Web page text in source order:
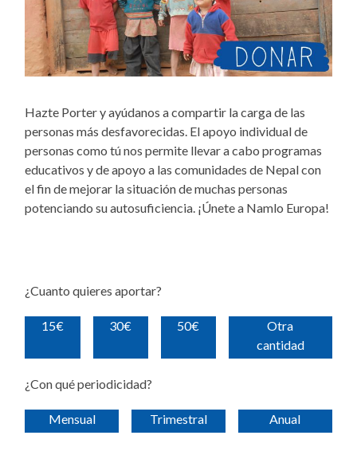
Hazte Porter y ayúdanos a compartir la carga de las
personas más desfavorecidas. El apoyo individual de
personas como tú nos permite llevar a cabo programas
educativos y de apoyo a las comunidades de Nepal con
el fin de mejorar la situación de muchas personas
potenciando su autosuficiencia. ¡Únete a Namlo Europa!
¿Cuanto quieres aportar?
15€ 30€ 50€
Otra
cantidad
¿Con qué periodicidad?
Mensual Trimestral Anual